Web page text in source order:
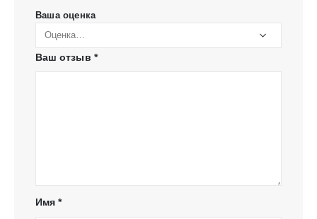
Ваша оценка
Ваш отзыв *
Имя*